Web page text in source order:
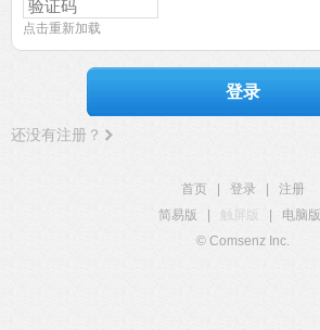
点击重新加载
登录
还没有注册？
首页 登录
注册
简易版
触屏版 电脑版
© Comsenz Inc.